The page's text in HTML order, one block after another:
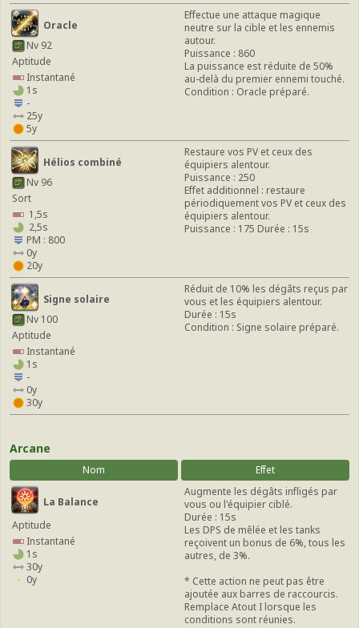
Oracle
Nv 92
Aptitude
Instantané
1s
-
25y
5y
Effectue une attaque magique
neutre sur la cible et les ennemis
autour.
Puissance : 860
La puissance est réduite de 50%
au-delà du premier ennemi touché.
Condition : Oracle préparé.
Hélios combiné
Nv 96
Sort
1,5s
2,5s
PM : 800
0y
20y
Restaure vos PV et ceux des
équipiers alentour.
Puissance : 250
Effet additionnel : restaure
périodiquement vos PV et ceux des
équipiers alentour.
Puissance : 175 Durée : 15s
Signe solaire
Nv 100
Aptitude
Instantané
1s
-
0y
30y
Réduit de 10% les dégâts reçus par
vous et les équipiers alentour.
Durée : 15s
Condition : Signe solaire préparé.
Arcane
Nom Effet
La Balance
Aptitude
Instantané
1s
30y
0y
Augmente les dégâts infligés par
vous ou l'équipier ciblé.
Durée : 15s
Les DPS de mêlée et les tanks
reçoivent un bonus de 6%, tous les
autres, de 3%.
* Cette action ne peut pas être
ajoutée aux barres de raccourcis.
Remplace Atout I lorsque les
conditions sont réunies.